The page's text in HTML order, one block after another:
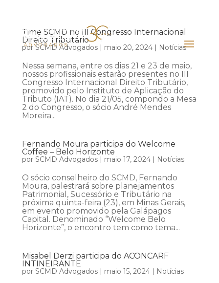
Time SCMD no III Congresso Internacional
Direito Tributário
porSCMD Advogados| maio 20, 2024| Notícias
Nessa semana, entre os dias 21 e 23 de maio,
nossos profissionais estarão presentes no III
Congresso Internacional Direito Tributário,
promovido pelo Instituto de Aplicação do
Tributo (IAT). No dia 21/05, compondo a Mesa
2 do Congresso, o sócio André Mendes
Moreira...
Fernando Moura participa do Welcome
Coffee – Belo Horizonte
por SCMD Advogados| maio 17, 2024| Notícias
O sócio conselheiro do SCMD, Fernando
Moura, palestrará sobre planejamentos
Patrimonial, Sucessório e Tributário na
próxima quinta-feira (23), em Minas Gerais,
em evento promovido pela Galápagos
Capital. Denominado “Welcome Belo
Horizonte”, o encontro tem como tema...
Misabel Derzi participa do ACONCARF
INTINEIRANTE
por SCMD Advogados| maio 15, 2024| Notícias